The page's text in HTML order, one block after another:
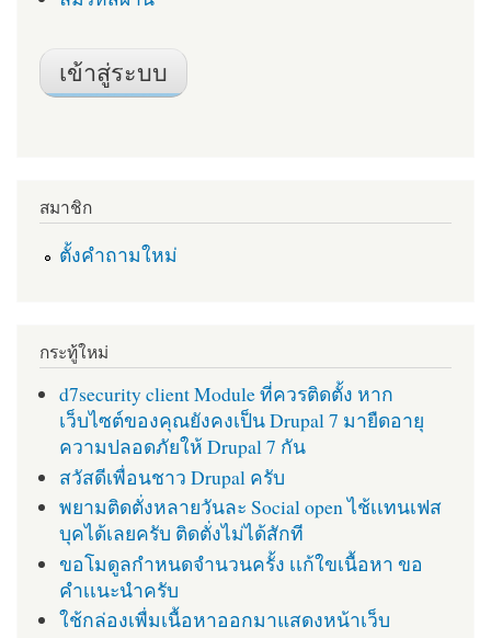
สมาชิก
ตั้งคำถามใหม่
กระทู้ใหม่
d7security client Module ที่ควรติดตั้ง หาก
เว็บไซต์ของคุณยังคงเป็น Drupal 7 มายืดอายุ
ความปลอดภัยให้ Drupal 7 กัน
สวัสดีเพื่อนชาว Drupal ครับ
พยามติดตั่งหลายวันละ Social open ไช้เเทนเฟส
บุคได้เลยครับ ติดตั่งไม่ได้สักที
ขอโมดูลกำหนดจำนวนครั้ง เเก้ใขเนื้อหา ขอ
คำเเนะนำครับ
ใช้กล่องเพื่มเนื้อหาออกมาแสดงหน้าเว็บ